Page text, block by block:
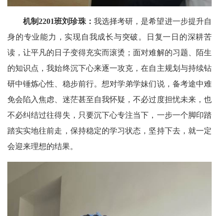
机制2201班刘珍珠： 我选择考研，是希望进一步提升自
身的专业能力，实现自我成长与突破。日复一日的深耕苦
读，让平凡的日子变得充实而滚烫；面对难解的习题、陌生
的知识点，我始终沉下心来逐一攻克，在自主规划与持续钻
研中锤炼心性、稳步前行。想对学弟学妹们说，备考途中难
免会陷入焦虑、迷茫甚至自我怀疑，不必过度担忧未来，也
不必纠结过往得失，只要沉下心专注当下，一步一个脚印踏
踏实实地往前走，保持稳定的学习状态，坚持下去，就一定
会迎来理想的结果。